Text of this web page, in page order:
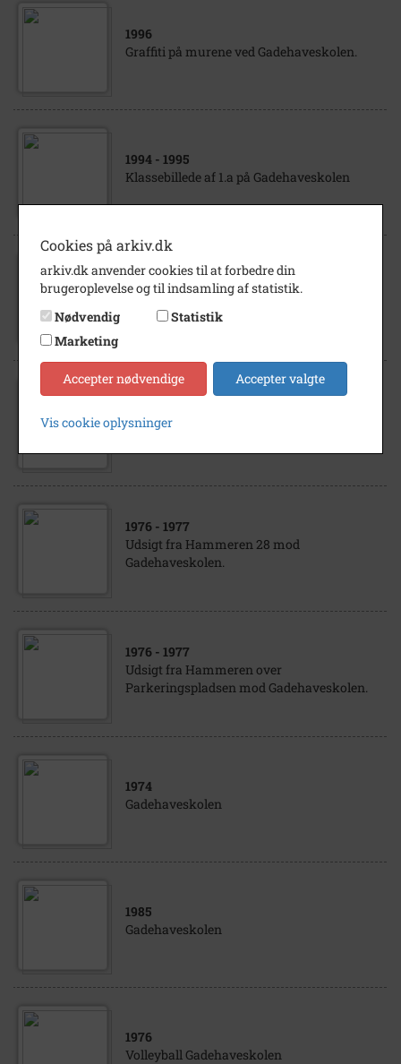
1996
Graffiti på murene ved Gadehaveskolen.
1994 - 1995
Klassebillede af 1.a på Gadehaveskolen
1995
1976- 1977
Udsigt fra Hammeren 28 mod
1976 - 1977
Udsigt fra Hammeren 28 mod
Gadehaveskolen.
1976 - 1977
Udsigt fra Hammeren over
Parkeringspladsen mod Gadehaveskolen.
1974
Gadehaveskolen
1985
Gadehaveskolen
1976
Volleyball Gadehaveskolen
Cookies på arkiv.dk
arkiv.dk anvender cookies til at forbedre din
brugeroplevelse og til indsamling af statistik.
Nødvendig
Statistik
Marketing
Accepter nødvendige Accepter valgte
Vis cookie oplysninger